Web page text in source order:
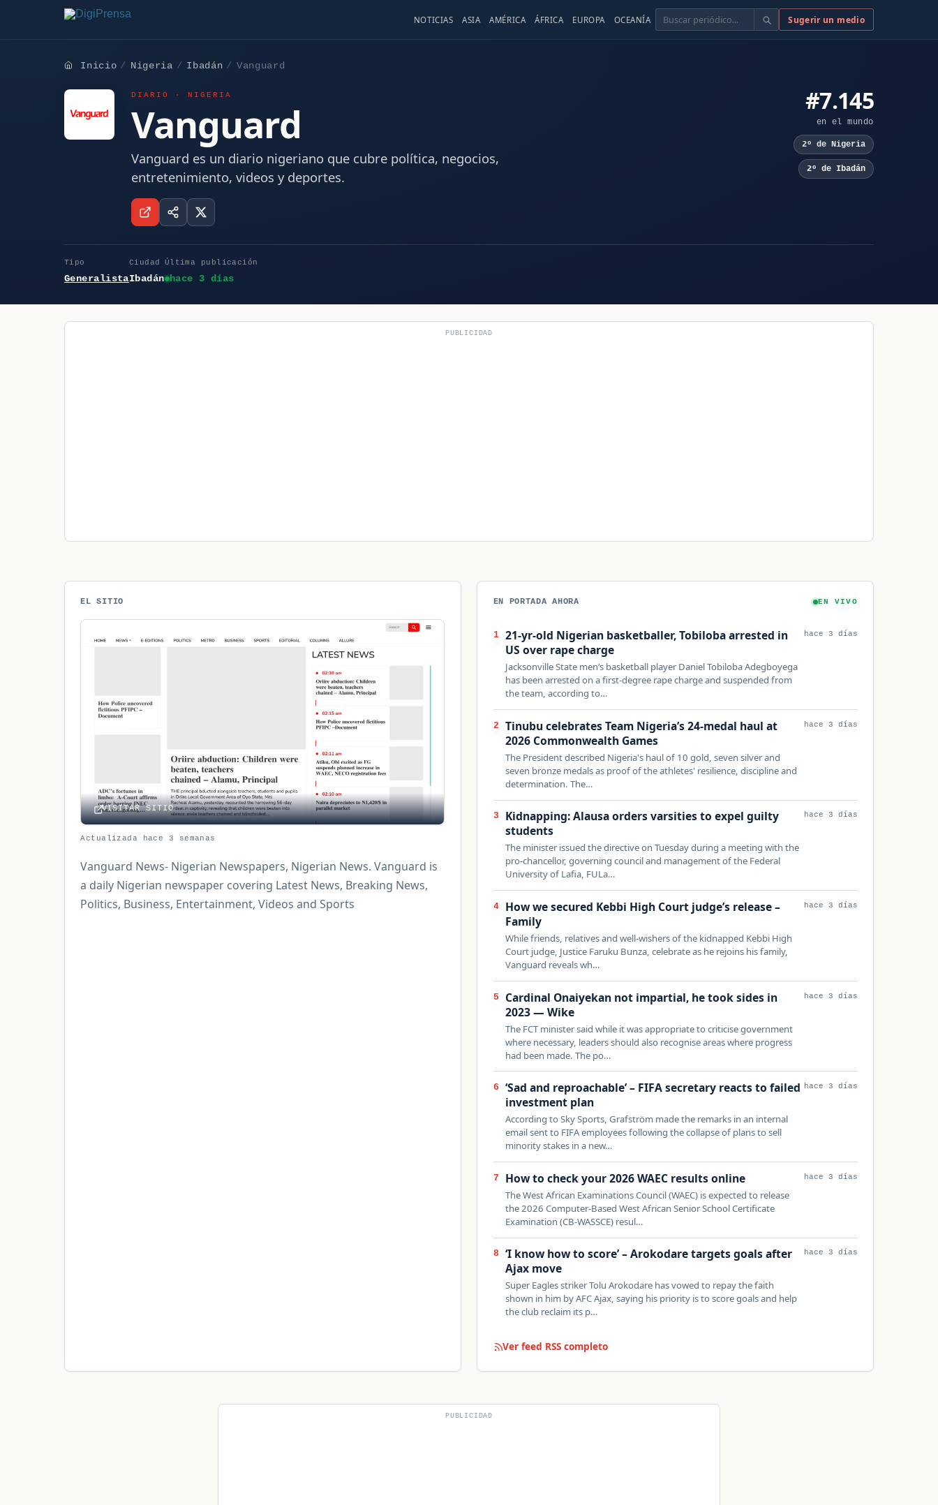
NOTICIAS ASIA AMÉRICA ÁFRICA EUROPA OCEANÍA Buscar Sugerir un medio
Inicio Nigeria Ibadán Vanguard
DIARIO · NIGERIA
Vanguard
Vanguard es un diario nigeriano que cubre política, negocios,
entretenimiento, videos y deportes.
#7.145
en el mundo
2º de Nigeria
2º de Ibadán
Tipo
Generalista
Ciudad
Ibadán
Última publicación
hace 3 días
PUBLICIDAD
EL SITIO
VISITAR SITIO
Actualizada hace 3 semanas
Vanguard News- Nigerian Newspapers, Nigerian News. Vanguard is
a daily Nigerian newspaper covering Latest News, Breaking News,
Politics, Business, Entertainment, Videos and Sports
EN PORTADA AHORA EN VIVO
1
21-yr-old Nigerian basketballer, Tobiloba arrested in
US over rape charge
Jacksonville State men’s basketball player Daniel Tobiloba Adegboyega
has been arrested on a first-degree rape charge and suspended from
the team, according to…
hace 3 días
2
Tinubu celebrates Team Nigeria’s 24-medal haul at
2026 Commonwealth Games
The President described Nigeria's haul of 10 gold, seven silver and
seven bronze medals as proof of the athletes' resilience, discipline and
determination. The…
hace 3 días
3
Kidnapping: Alausa orders varsities to expel guilty
students
The minister issued the directive on Tuesday during a meeting with the
pro-chancellor, governing council and management of the Federal
University of Lafia, FULa…
hace 3 días
4
How we secured Kebbi High Court judge’s release –
Family
While friends, relatives and well-wishers of the kidnapped Kebbi High
Court judge, Justice Faruku Bunza, celebrate as he rejoins his family,
Vanguard reveals wh…
hace 3 días
5
Cardinal Onaiyekan not impartial, he took sides in
2023 — Wike
The FCT minister said while it was appropriate to criticise government
where necessary, leaders should also recognise areas where progress
had been made. The po…
hace 3 días
6
‘Sad and reproachable’ – FIFA secretary reacts to failed
investment plan
According to Sky Sports, Grafström made the remarks in an internal
email sent to FIFA employees following the collapse of plans to sell
minority stakes in a new…
hace 3 días
7 How to check your 2026 WAEC results online
The West African Examinations Council (WAEC) is expected to release
the 2026 Computer-Based West African Senior School Certificate
Examination (CB-WASSCE) resul…
hace 3 días
8
‘I know how to score’ – Arokodare targets goals after
Ajax move
Super Eagles striker Tolu Arokodare has vowed to repay the faith
shown in him by AFC Ajax, saying his priority is to score goals and help
the club reclaim its p…
hace 3 días
Ver feed RSS completo
PUBLICIDAD